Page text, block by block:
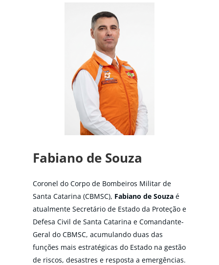
Fabiano de Souza
Coronel do Corpo de Bombeiros Militar de
Santa Catarina (CBMSC), Fabiano de Souzaé
atualmente Secretário de Estado da Proteção e
Defesa Civil de Santa Catarina e Comandante-
Geral do CBMSC, acumulando duas das
funções mais estratégicas do Estado na gestão
de riscos, desastres e resposta a emergências.